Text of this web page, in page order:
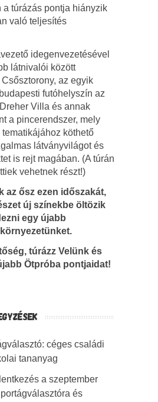
a túrázás pontja hiányzik
való teljesítés
idegenvezetésével
látnivalói között
az egyik
futóhelyszín az
Villa és annak
a pincerendszer, mely
köthető
látványvilágot és
is rejt magában. (A túrán
vehetnek részt!)
az ősz ezen időszakát,
új színekbe öltözik
egy újabb
túrázz Velünk és
Ötpróba pontjaidat!
céges családi
tananyag
a szeptember
és